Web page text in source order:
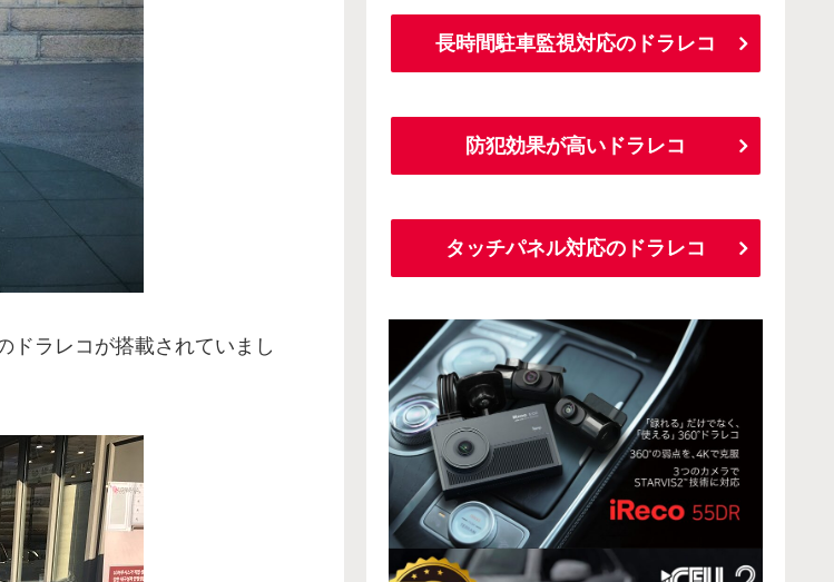
ドラレコが搭載されていまし
長時間駐車監視対応のドラレコ
防犯効果が高いドラレコ
タッチパネル対応のドラレコ